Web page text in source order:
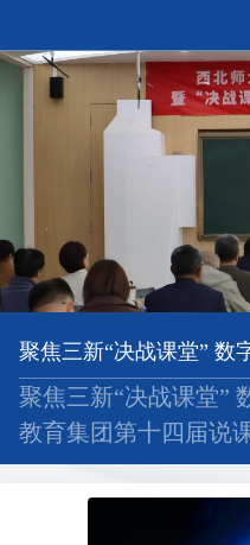
聚焦三新“决战课堂” 数
聚焦三新“决战课堂
教育集团第十四届说